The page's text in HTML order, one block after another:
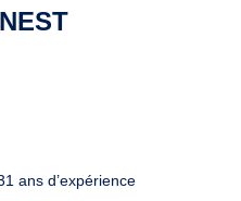
ans d’expérience